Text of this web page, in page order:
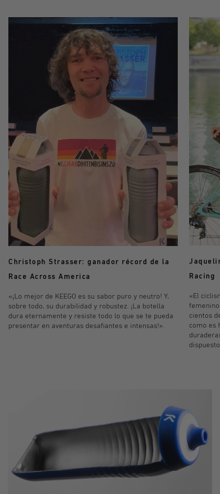
Christoph Strasser: ganador récord de la
Race Across America
«¡Lo mejor de KEEGO es su sabor puro y neutro! Y,
sobre todo, su durabilidad y robustez. ¡La botella
dura eternamente y resiste todo lo que se te pueda
presentar en aventuras desafiantes e intensas!».
Racing
«El
cientos
como es